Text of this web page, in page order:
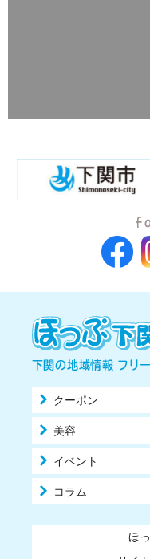
下関の地域情報 フリ
クーポン
美容
イベント
コラム
ほ